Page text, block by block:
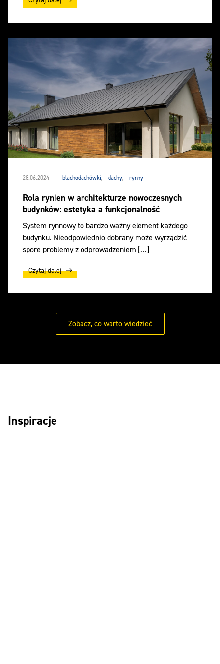
28.06.2024 blachodachówki, dachy, rynny
Rola rynien w architekturze nowoczesnych
budynków: estetyka a funkcjonalność
System rynnowy to bardzo ważny element każdego
budynku. Nieodpowiednio dobrany może wyrządzić
spore problemy z odprowadzeniem […]
Czytaj dalej
Zobacz, co warto wiedzieć
Inspiracje